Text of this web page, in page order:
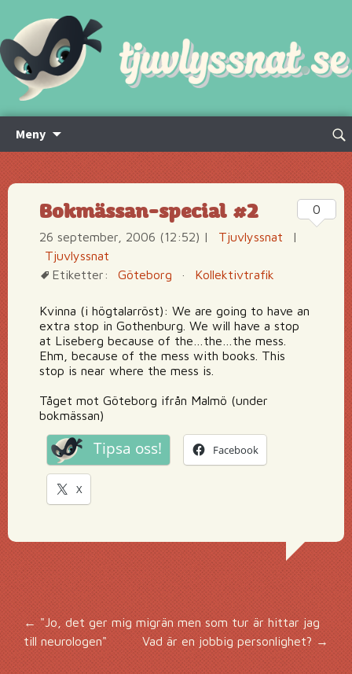
Meny
innehåll
Sök
Bokmässan-special #2
26 september, 2006 (12:52) | Tjuvlyssnat
|
Tjuvlyssnat
Etiketter:
Göteborg · Kollektivtrafik
Kvinna (i högtalarröst): We are going to have an
extra stop in Gothenburg. We will have a stop
at Liseberg because of the…the…the mess.
Ehm, because of the mess with books. This
stop is near where the mess is.
Tåget mot Göteborg ifrån Malmö (under
bokmässan)
Tipsa oss! Facebook
X
0
Inläggsnavigering
←"Jo, det ger mig migrän men som tur är hittar jag
till neurologen"
Vad är en jobbig personlighet? →